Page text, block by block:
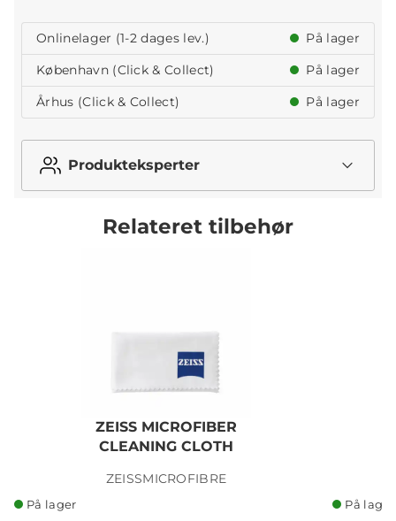
Onlinelager (1-2 dages lev.)
På lager
København (Click & Collect)
På lager
Århus (Click & Collect)
På lager
Produkteksperter
Relateret tilbehør
ZEISS MICROFIBER
CLEANING CLOTH
ZEISSMICROFIBRE
På lager På lager